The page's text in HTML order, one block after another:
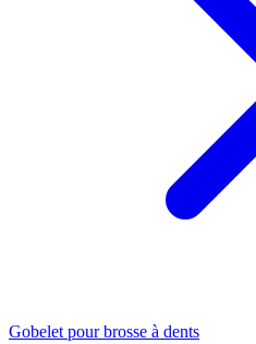
Gobelet pour brosse à dents